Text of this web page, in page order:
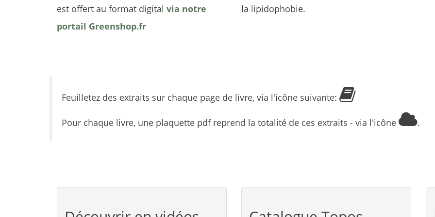
est offert au format digital via notre
portail Greenshop.fr
la lipidophobie.
Feuilletez des extraits sur chaque page de livre, via l'icône suivante:
Pour chaque livre, une plaquette pdf reprend la totalité de ces extraits - via l'icône .